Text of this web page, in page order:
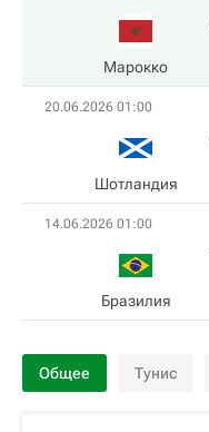
Марокко
20.06.2026 01:00
Шотландия
14.06.2026 01:00
Бразилия
Общее Тунис